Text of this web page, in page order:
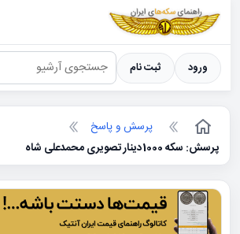
سکه ها ؛ راهنمای سکه شناسی
ورود ثبت نام
پرسش و پاسخ
پرسش: سکه 1000دینار تصویری محمدعلی شاه